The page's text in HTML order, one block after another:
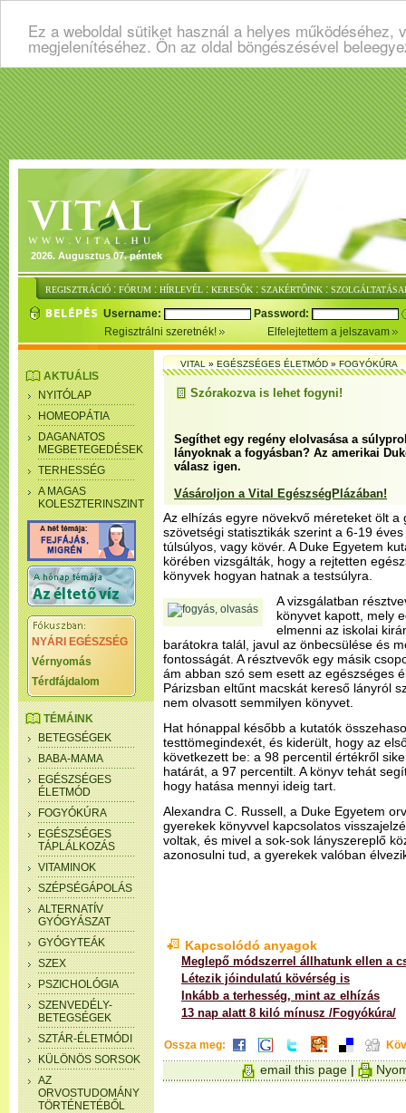
Ez a weboldal sütiket használ a helyes
megjelenítéséhez. Ön az oldal böngészésével
2026. Augusztus 07. péntek
REGISZTRÁCIÓ : FÓRUM : HÍRLEVÉL : KERESŐK : SZAKÉRTŐINK :
Username:
Password:
Regisztrálni szeretnék!
Elfelejtettem a jelszavam
AKTUÁLIS
NYITÓLAP
HOMEOPÁTIA
DAGANATOS
MEGBETEGEDÉSEK
TERHESSÉG
A MAGAS
KOLESZTERINSZINT
NYÁRI EGÉSZSÉG
Vérnyomás
Térdfájdalom
TÉMÁINK
BETEGSÉGEK
BABA-MAMA
EGÉSZSÉGES
ÉLETMÓD
FOGYÓKÚRA
EGÉSZSÉGES
TÁPLÁLKOZÁS
VITAMINOK
SZÉPSÉGÁPOLÁS
ALTERNATÍV
GYÓGYÁSZAT
GYÓGYTEÁK
SZEX
PSZICHOLÓGIA
SZENVEDÉLY-
BETEGSÉGEK
SZTÁR-ÉLETMÓDI
KÜLÖNÖS SORSOK
AZ
ORVOSTUDOMÁNY
TÖRTÉNETÉBŐL
VITAL»EGÉSZSÉGES ÉLETMÓD»FOGYÓKÚRA
Szórakozva is lehet fogyni!
Segíthet egy regény elolvasása a
lányoknak a fogyásban? Az amerikai
válasz igen.
Vásároljon a Vital EgészségPlázában!
Az elhízás egyre növekvő méreteket ölt a
szövetségi statisztikák szerint a 6-19
túlsúlyos, vagy kövér. A Duke Egyetem
körében vizsgálták, hogy a rejtetten
könyvek hogyan hatnak a testsúlyra.
A vizsgálatban
könyvet kapott, mely
elmenni az iskolai
barátokra talál, javul az önbecsülése és
fontosságát. A résztvevők egy másik
ám abban szó sem esett az egészséges
Párizsban eltűnt macskát kereső lányról
nem olvasott semmilyen könyvet.
Hat hónappal később a kutatók
testtömegindexét, és kiderült, hogy az
következett be: a 98 percentil értékről
határát, a 97 percentilt. A könyv tehát
hogy hatása mennyi ideig tart.
Alexandra C. Russell, a Duke Egyetem
gyerekek könyvvel kapcsolatos
voltak, és mivel a sok-sok lányszereplő
azonosulni tud, a gyerekek valóban
Kapcsolódó anyagok
Meglepő módszerrel állhatunk ellen a
Létezik jóindulatú kövérség is
Inkább a terhesség, mint az elhízás
13 nap alatt 8 kiló mínusz /Fogyókúra/
Ossza meg:
email this page |